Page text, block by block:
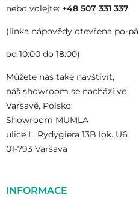
nebo volejte: +48 507 331 337
(linka nápovědy otevřena po-pá
od 10:00 do 18:00)
Můžete nás také navštívit,
náš showroom se nachází ve
Varšavě, Polsko:
Showroom MUMLA
ulice L. Rydygiera 13B lok. U6
01-793 Varšava
INFORMACE